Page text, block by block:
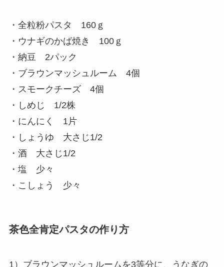
・全粒粉パスタ 160ｇ
・ウナギのかば焼き 100ｇ
・納豆 2パック
・ブラウンマッシュルーム 4個
・スモークチーズ 4個
・しめじ 1/2株
・にんにく 1片
・しょうゆ 大さじ1/2
・酒 大さじ1/2
・塩 少々
・こしょう 少々
茶色全肯定パスタの作り方
1）ブラウンマッシュルームを3等分に、うなぎの